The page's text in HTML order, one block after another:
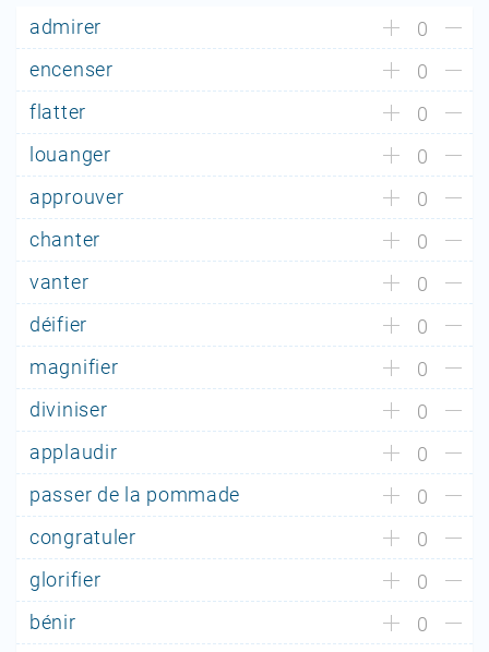
admirer
0
encenser
0
flatter
0
louanger
0
approuver
0
chanter
0
vanter
0
déifier
0
magnifier
0
diviniser
0
applaudir
0
passer de la pommade
0
congratuler
0
glorifier
0
bénir
0